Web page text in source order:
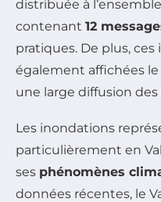
distribuée à
contenant 12
pratiques. De plus,
également affichées
une large diffusion
Les inondations
particulièrement en
ses phénomènes
données récentes, le